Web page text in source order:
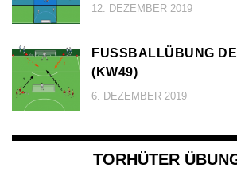
12. DEZEMBER 2019
FUSSBALLÜBUNG
KW49)
6. DEZEMBER 2019
TORHÜTER